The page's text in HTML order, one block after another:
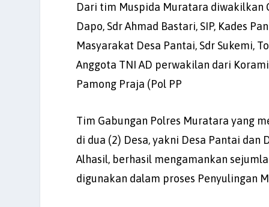
Dari tim Muspida Muratara diwakilkan
Dapo, Sdr Ahmad Bastari, SIP, Kades
Masyarakat Desa Pantai, Sdr Sukemi,
Anggota TNI AD perwakilan dari
Pamong Praja (Pol PP
Tim Gabungan Polres Muratara yang
di dua (2) Desa, yakni Desa Pantai dan
Alhasil, berhasil mengamankan
digunakan dalam proses Penyulingan